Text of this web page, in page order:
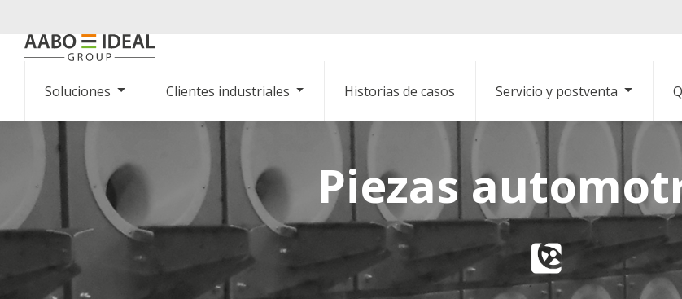
Soluciones Clientes industriales Historias de casos Servicio y postventa
Piezas